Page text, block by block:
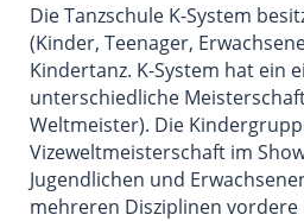
Die Tanzschule K-System
(Kinder, Teenager,
Kindertanz. K-System hat ein
unterschiedliche
Weltmeister). Die
Vizeweltmeisterschaft im
Jugendlichen und
mehreren Disziplinen